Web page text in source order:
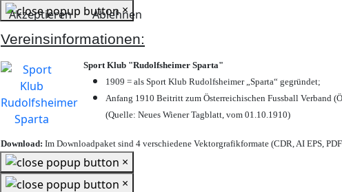
Akzeptieren
Ablehnen
×
Vereinsinformationen:
Sport Klub "Rudolfsheimer Sparta"
1909 = als Sport Klub Rudolfsheimer „Sparta“ gegründet;
Anfang 1910 Beitritt zum Österreichischen Fussball Verband
(Quelle: Neues Wiener Tagblatt, vom 01.10.1910)
Download: Im Downloadpaket sind 4 verschiedene Vektorgrafikformate (CDR, AI EPS,
×
×